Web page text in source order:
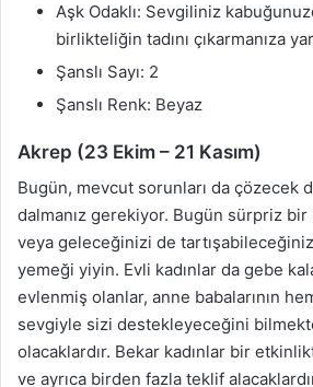
Aşk Odaklı: Sevgiliniz
birlikteliğin tadını çıkarmanıza
Şanslı Sayı: 2
Şanslı Renk: Beyaz
Akrep (23 Ekim – 21 Kasım)
Bugün, mevcut sorunları da çözecek
dalmanız gerekiyor. Bugün sürpriz bir
veya geleceğinizi de
yemeği yiyin. Evli kadınlar da gebe
evlenmiş olanlar, anne babalarının
sevgiyle sizi destekleyeceğini
olacaklardır. Bekar kadınlar bir
ve ayrıca birden fazla teklif